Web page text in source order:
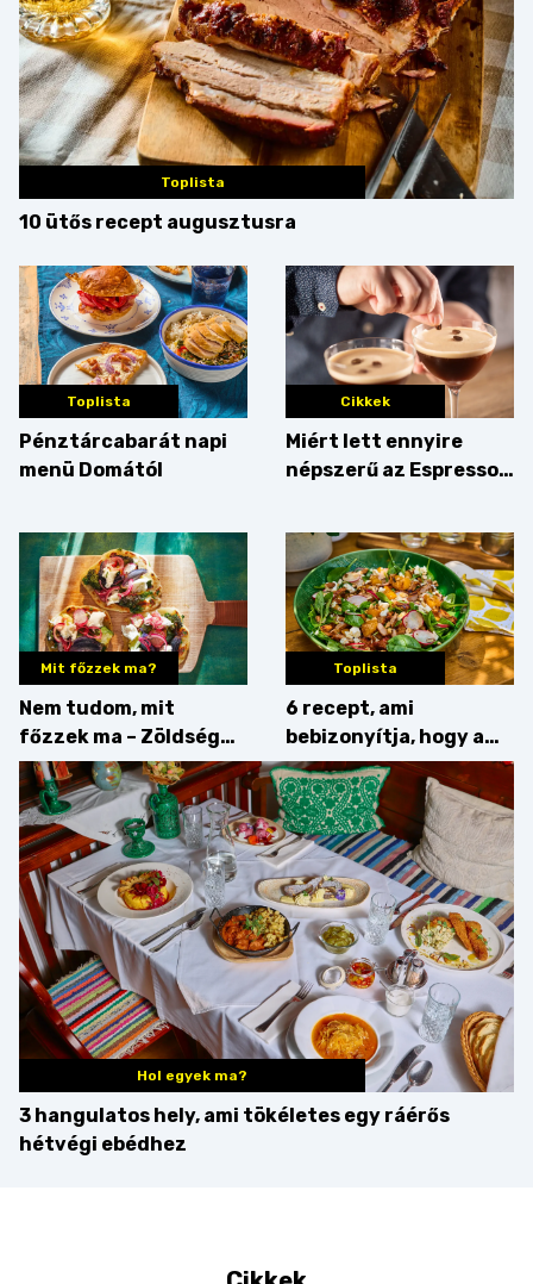
Toplista
10 ütős recept augusztusra
Toplista
Pénztárcabarát napi
menü Domától
Cikkek
Miért lett ennyire
népszerű az Espresso
érdemes enni mellé?
Mit főzzek ma?
Nem tudom, mit
főzzek ma – Zöldség
minden mennyiségben
Toplista
6 recept, ami
bebizonyítja, hogy a
barack húsok mellé is
zseniális
Hol egyek ma?
3 hangulatos hely, ami tökéletes egy ráérős
hétvégi ebédhez